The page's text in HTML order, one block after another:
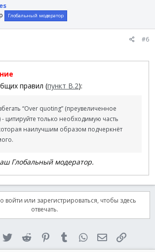
Глобальный модератор
#6
правил (пункт В.2):
“Over quoting” (преувеличенное
цитируйте только необходимую часть
наилучшим образом подчеркнёт
Глобальный модератор.
или зарегистрироваться, чтобы здесь
отвечать.
Twitter Reddit PinterestTumblr WhatsAppЭлектронная